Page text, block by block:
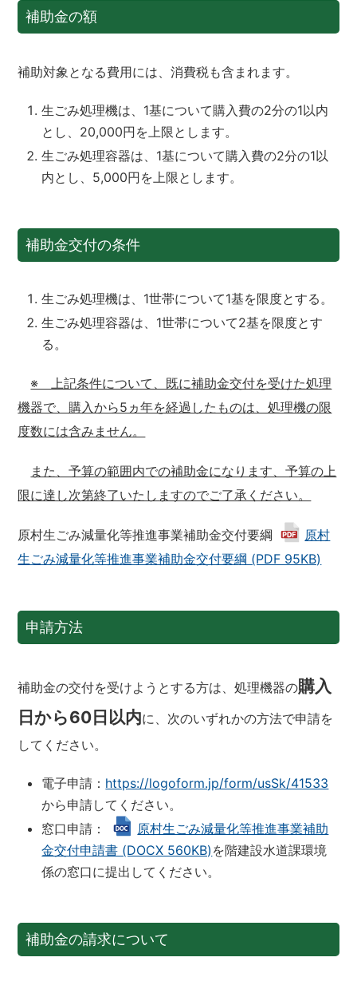
補助金の額
補助対象となる費用には、消費税も含まれます。
生ごみ処理機は、1基について購入費の2分の1以内
とし、20,000円を上限とします。
生ごみ処理容器は、1基について購入費の2分の1以
内とし、5,000円を上限とします。
補助金交付の条件
生ごみ処理機は、1世帯について1基を限度とする。
生ごみ処理容器は、1世帯について2基を限度とす
る。
※ 上記条件について、既に補助金交付を受けた処理
機器で、購入から5ヵ年を経過したものは、処理機の限
度数には含みません。
また、予算の範囲内での補助金になります、予算の上
限に達し次第終了いたしますのでご了承ください。
原村生ごみ減量化等推進事業補助金交付要綱
原村
生ごみ減量化等推進事業補助金交付要綱 (PDF 95KB)
申請方法
補助金の交付を受けようとする方は、処理機器の購入
日から60日以内に、次のいずれかの方法で申請を
してください。
電子申請： https://logoform.jp/form/usSk/41533
から申請してください。
窓口申請：
原村生ごみ減量化等推進事業補助
金交付申請書 (DOCX 560KB) を階建設水道課環境
係の窓口に提出してください。
補助金の請求について